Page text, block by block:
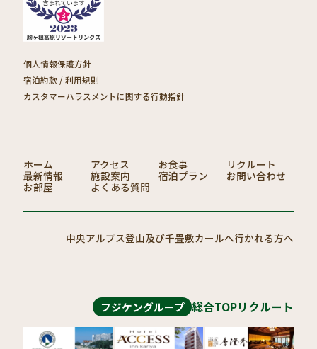
個人情報保護方針
宿泊約款 / 利用規則
カスタマーハラスメントに関する行動指針
ホーム アクセス お食事
リクルート
最新情報
施設案内 宿泊プラン
お問い合わせ
お部屋
よくある質問
中央アルプス登山及び千畳敷カールへ行かれる方へ
フジケングループ 総合TOPリクルート